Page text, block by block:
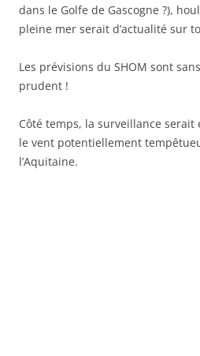
dans le Golfe de Gascogne ?),
pleine mer serait d’actualité sur
Les prévisions du SHOM sont
prudent !
Côté temps, la surveillance serait
le vent potentiellement
l’Aquitaine.